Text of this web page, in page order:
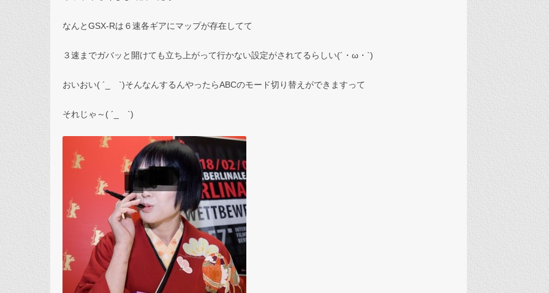
なんとGSX-Rは６速各ギアにマップが存在してて
３速までガバッと開けても立ち上がって行かない設定がされてるらしい(´・ω・`)
おいおい( ´_ゝ`)そんなんするんやったらABCのモード切り替えができますって
それじゃ～( ´_ゝ`)